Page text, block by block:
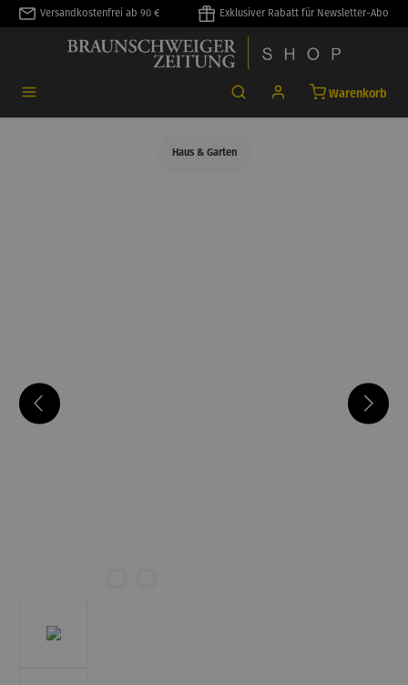
springen
Versandkostenfrei ab 90 € Exklusiver Rabatt für Newsletter-Abo
Warenkorb
Haus & Garten